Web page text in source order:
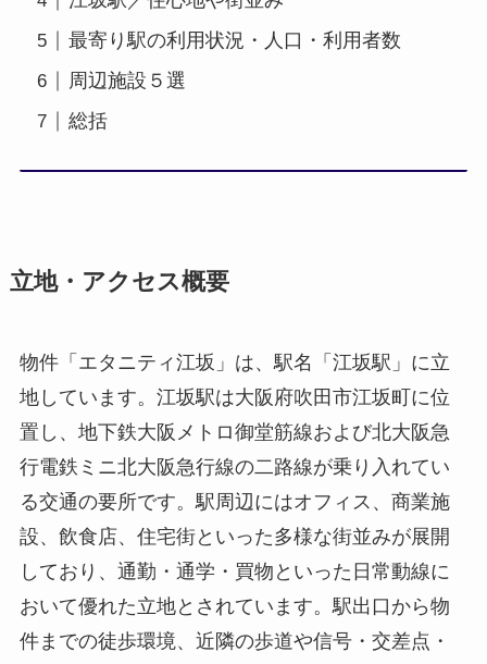
最寄り駅の利用状況・人口・利用者数
周辺施設５選
総括
立地・アクセス概要
物件「エタニティ江坂」は、駅名「江坂駅」に立
地しています。江坂駅は大阪府吹田市江坂町に位
置し、地下鉄大阪メトロ御堂筋線および北大阪急
行電鉄ミニ北大阪急行線の二路線が乗り入れてい
る交通の要所です。駅周辺にはオフィス、商業施
設、飲食店、住宅街といった多様な街並みが展開
しており、通勤・通学・買物といった日常動線に
おいて優れた立地とされています。駅出口から物
件までの徒歩環境、近隣の歩道や信号・交差点・